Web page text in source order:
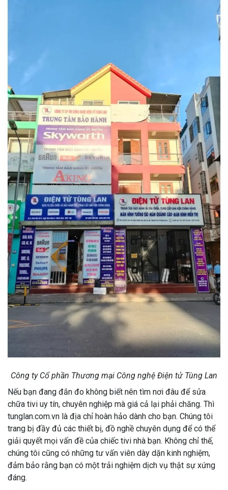
Công ty Cổ phần Thương mại Công nghệ Điện tử Tùng Lan
Nếu bạn đang đắn đo không biết nên tìm nơi đâu để sửa
chữa tivi uy tín, chuyên nghiệp mà giá cả lại phải chăng. Thì
tunglan.com.vn là địa chỉ hoàn hảo dành cho bạn. Chúng tôi
trang bị đầy đủ các thiết bị, đồ nghề chuyên dụng để có thể
giải quyết mọi vấn đề của chiếc tivi nhà bạn. Không chỉ thế,
chúng tôi cũng có những tư vấn viên dày dặn kinh nghiệm,
đảm bảo rằng bạn có một trải nghiệm dịch vụ thật sự xứng
đáng.